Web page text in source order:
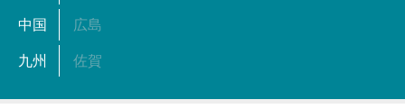
中国 広島
九州 佐賀